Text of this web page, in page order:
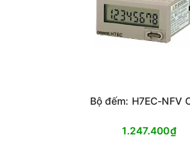
Bộ đếm: H7EC-NFV
1.247.400₫